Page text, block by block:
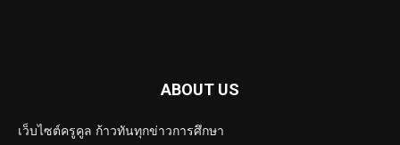
ABOUT US
เว็บไซต์ครูคูล ก้าวทันทุกข่าวการศึกษา